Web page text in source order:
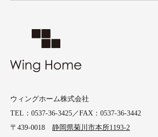
ウィングホーム株式会社
TEL：0537-36-3425／FAX：0537-36-3442
〒439-0018 静岡県菊川市本所1193-2